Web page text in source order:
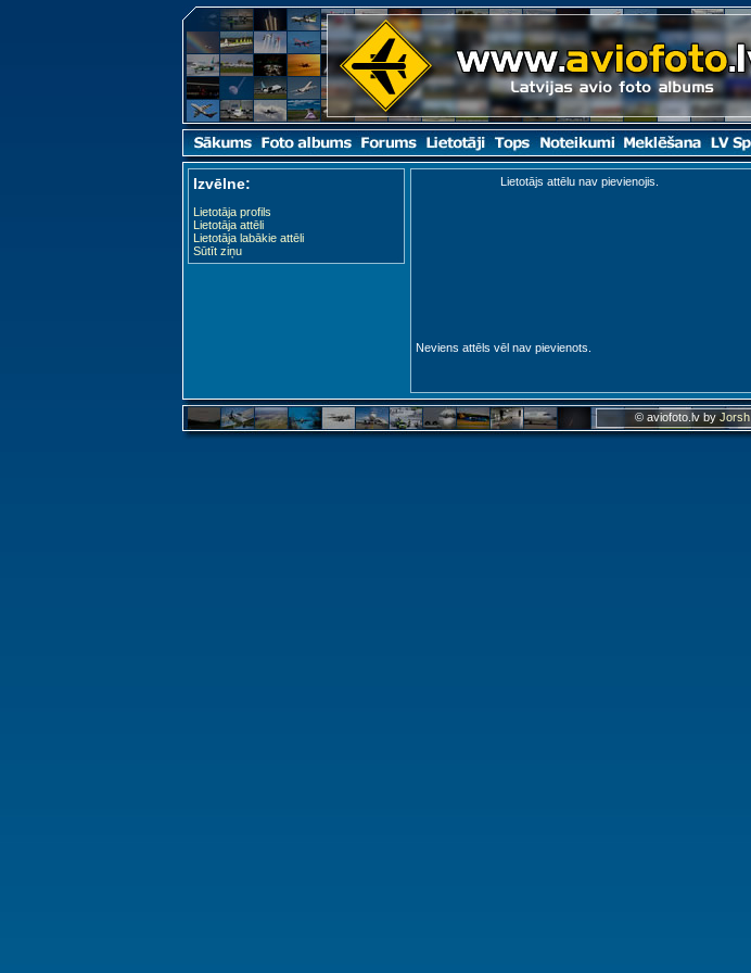
Izvēlne:
Lietotāja profils
Lietotāja attēli
Lietotāja labākie attēli
Sūtīt ziņu
Lietotājs attēlu nav pievienojis.
Neviens attēls vēl nav pievienots.
© aviofoto.lv byJorsh